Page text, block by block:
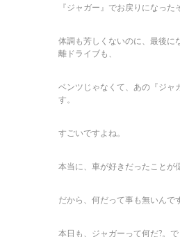
『ジャガー』でお戻りになった
体調も芳しくないのに、最後に
離ドライブも、
ベンツじゃなくて、あの『ジャ
す。
すごいですよね。
本当に、車が好きだったことが
だから、何だって事も無いんで
本日も、ジャガーって何だ?。で